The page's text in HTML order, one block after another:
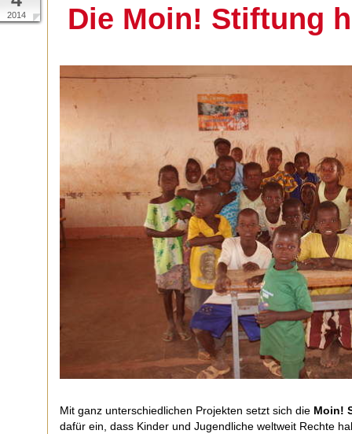
2014 Die Moin! Stiftung
Mit ganz unterschiedlichen Projekten setzt sich die Moin!
dafür ein, dass Kinder und Jugendliche weltweit Rechte